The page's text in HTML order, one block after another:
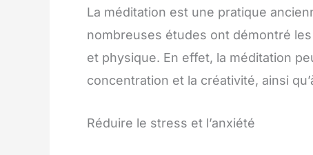
La méditation est une pratique
nombreuses études ont démontré
et physique. En effet, la méditation
concentration et la créativité, ainsi
Réduire le stress et l’anxiété